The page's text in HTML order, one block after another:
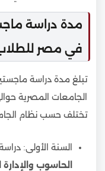
مدة دراسة
في مصر
تبلغ مدة دراسة
الجامعات المصرية
تختلف حسب نظام
السنة الأولى:
الحاسوب والإدارة